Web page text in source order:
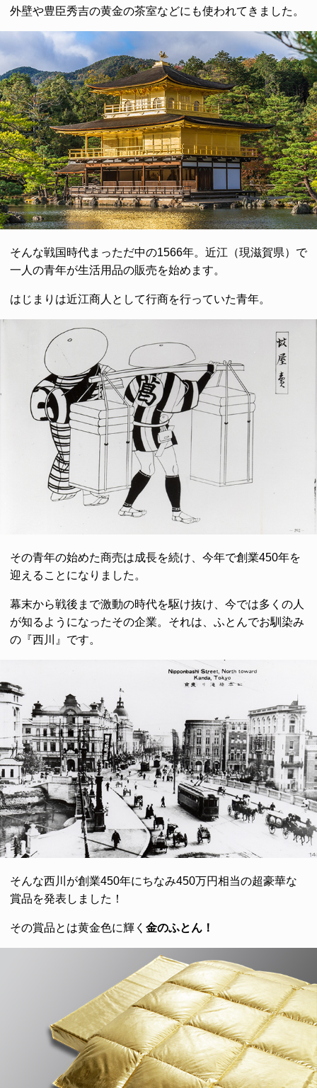
外壁や豊臣秀吉の黄金の茶室などにも使われてきました。
そんな戦国時代まっただ中の1566年。近江（現滋賀県）で
一人の青年が生活用品の販売を始めます。
はじまりは近江商人として行商を行っていた青年。
その青年の始めた商売は成長を続け、今年で創業450年を
迎えることになりました。
幕末から戦後まで激動の時代を駆け抜け、今では多くの人
が知るようになったその企業。それは、ふとんでお馴染み
の『西川』です。
そんな西川が創業450年にちなみ450万円相当の超豪華な
賞品を発表しました！
その賞品とは黄金色に輝く 金のふとん！